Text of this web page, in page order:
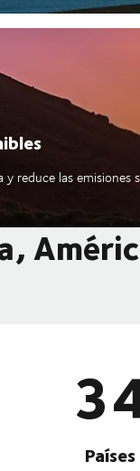
reduce las emisiones
Países